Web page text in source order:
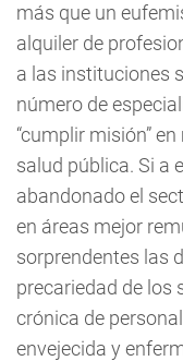
más que un
alquiler de
a las instituciones
número de
“cumplir misión”
salud pública. Si a
abandonado el
en áreas mejor
sorprendentes las
precariedad de los
crónica de
envejecida y